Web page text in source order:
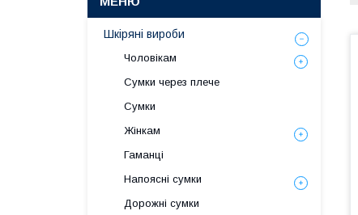
Шкіряні вироби
Чоловікам
Сумки через плече
Сумки
Жінкам
Гаманці
Напоясні сумки
Дорожні сумки